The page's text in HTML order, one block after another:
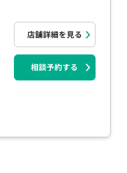
店舗詳細を見る
相談予約する